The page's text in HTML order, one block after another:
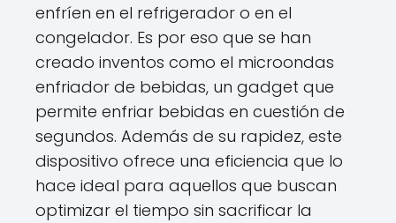
enfríen en el refrigerador o en el
congelador. Es por eso que se han
creado inventos como el microondas
enfriador de bebidas, un gadget que
permite enfriar bebidas en cuestión de
segundos. Además de su rapidez, este
dispositivo ofrece una eficiencia que lo
hace ideal para aquellos que buscan
optimizar el tiempo sin sacrificar la